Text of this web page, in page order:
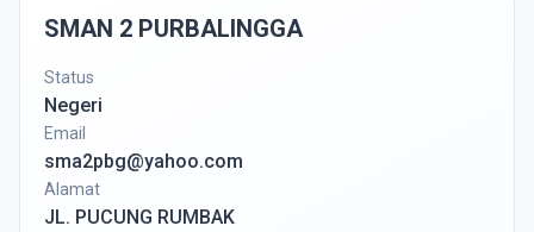
SMAN 2 PURBALINGGA
Status
Negeri
Email
sma2pbg@yahoo.com
Alamat
JL. PUCUNG RUMBAK